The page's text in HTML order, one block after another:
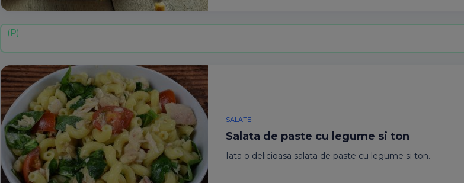
SALATE
Salata de paste cu legume si ton
Iata o delicioasa salata de paste cu legume si ton.